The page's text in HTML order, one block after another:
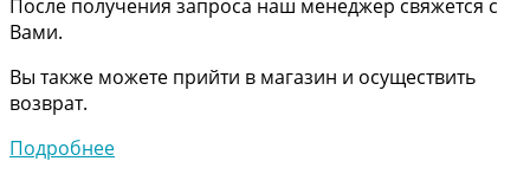
После получения запроса наш менеджер свяжется с
Вами.
Вы также можете прийти в магазин и осуществить
возврат.
Подробнее